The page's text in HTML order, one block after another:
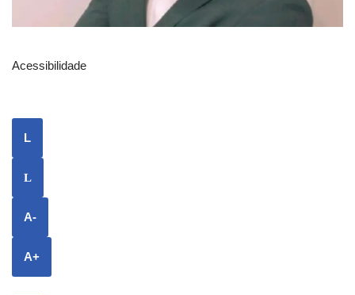
Acessibilidade
L
L
A-
A+